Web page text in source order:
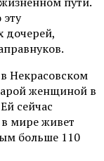
дочерей,
Некрасовском
женщиной в
сейчас
мире живет
больше 110